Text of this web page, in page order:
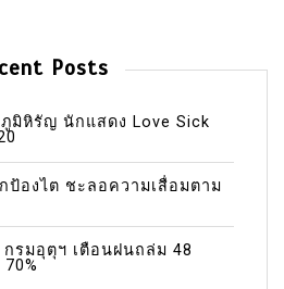
Posts
มิหิรัญ นักแสดง Love Sick
ป้องไต ชะลอความเสื่อมตาม
รมอุตุฯ เตือนฝนถล่ม 48